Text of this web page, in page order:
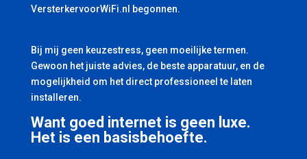
VersterkervoorWiFi.nl begonnen.
Bij mij geen keuzestress, geen moeilijke termen.
Gewoon het juiste advies, de beste apparatuur, en de
mogelijkheid om het direct professioneel te laten
installeren.
Want goed internet is geen luxe.
Het is een basisbehoefte.